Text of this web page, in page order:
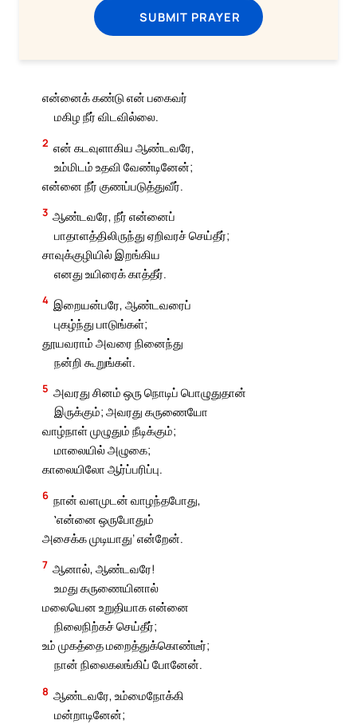
SUBMIT PRAYER
என்னைக் கண்டு என் பகைவர்
மகிழ நீர் விடவில்லை.
2 என் கடவுளாகிய ஆண்டவரே,
உம்மிடம் உதவி வேண்டினேன்;
என்னை நீர் குணப்படுத்துவீர்.
3 ஆண்டவரே, நீர் என்னைப்
பாதாளத்திலிருந்து ஏறிவரச் செய்தீர்;
சாவுக்குழியில் இறங்கிய
எனது உயிரைக் காத்தீர்.
4 இறையன்பரே, ஆண்டவரைப்
புகழ்ந்து பாடுங்கள்;
தூயவராம் அவரை நினைந்து
நன்றி கூறுங்கள்.
5 அவரது சினம் ஒரு நொடிப் பொழுதுதான்
இருக்கும்; அவரது கருணையோ
வாழ்நாள் முழுதும் நீடிக்கும்;
மாலையில் அழுகை;
காலையிலோ ஆர்ப்பரிப்பு.
6 நான் வளமுடன் வாழந்தபோது,
‛என்னை ஒருபோதும்
அசைக்க முடியாது’ என்றேன்.
7 ஆனால், ஆண்டவரே!
உமது கருணையினால்
மலையென உறுதியாக என்னை
நிலைநிற்கச் செய்தீர்;
உம் முகத்தை மறைத்துக்கொண்டீர்;
நான் நிலைகலங்கிப் போனேன்.
8 ஆண்டவரே, உம்மைநோக்கி
மன்றாடினேன்;